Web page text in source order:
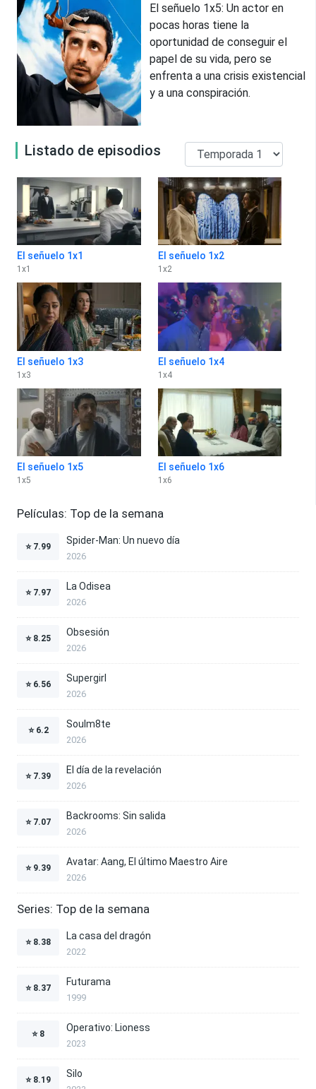
El señuelo 1x5: Un actor en
pocas horas tiene la
oportunidad de conseguir el
papel de su vida, pero se
enfrenta a una crisis existencial
y a una conspiración.
Listado de episodios
El señuelo 1x1
1 x1
El señuelo 1x2
1 x2
El señuelo 1x3
1 x3
El señuelo 1x4
1 x4
El señuelo 1x5
1 x5
El señuelo 1x6
1 x6
Películas: Top de la semana
⭐ 7.99
Spider-Man: Un nuevo día
2026
⭐ 7.97
La Odisea
2026
⭐ 8.25
Obsesión
2026
⭐ 6.56
Supergirl
2026
⭐ 6.2
Soulm8te
2026
⭐ 7.39
El día de la revelación
2026
⭐ 7.07
Backrooms: Sin salida
2026
⭐ 9.39
Avatar: Aang, El último Maestro Aire
2026
Series: Top de la semana
⭐ 8.38
La casa del dragón
2022
⭐ 8.37
Futurama
1999
⭐ 8
Operativo: Lioness
2023
⭐ 8.19
Silo